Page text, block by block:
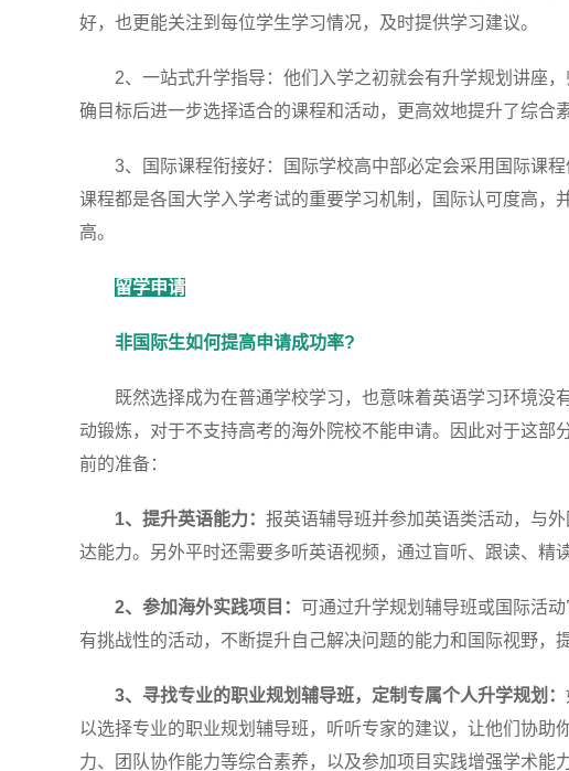
好，也更能关注到每位学生学习情况，及时提供学习建议。
2、一站式升学指导：他们入学之初就会有升学规划讲座，
确目标后进一步选择适合的课程和活动，更高效地提升了综合
3、国际课程衔接好：国际学校高中部必定会采用国际课程
课程都是各国大学入学考试的重要学习机制，国际认可度高，
高。
留学申请
非国际生如何提高申请成功率?
既然选择成为在普通学校学习，也意味着英语学习环境没
动锻炼，对于不支持高考的海外院校不能申请。因此对于这
前的准备：
1、提升英语能力： 报英语辅导班并参加英语类活动，与
达能力。另外平时还需要多听英语视频，通过盲听、跟读、精
2、参加海外实践项目： 可通过升学规划辅导班或国际活
有挑战性的活动，不断提升自己解决问题的能力和国际视野，
3、寻找专业的职业规划辅导班，定制专属个人升学规划：
以选择专业的职业规划辅导班，听听专家的建议，让他们协
力、团队协作能力等综合素养，以及参加项目实践增强学术能力